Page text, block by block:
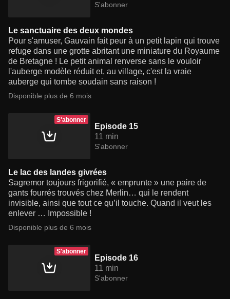
S'abonner
Le sanctuaire des deux mondes
Pour s'amuser, Gauvain fait peur à un petit lapin qui trouve
refuge dans une grotte abritant une miniature du Royaume
de Bretagne ! Le petit animal renverse sans le vouloir
l'auberge modèle réduit et, au village, c'est la vraie
auberge qui tombe soudain sans raison !
Disponible plus de 6 mois
S'abonner
Episode 15
11 min
S'abonner
Le lac des landes givrées
Sagremor toujours frigorifié, « emprunte » une paire de
gants fourrés trouvés chez Merlin… qui le rendent
invisible, ainsi que tout ce qu’il touche. Quand il veut les
enlever … Impossible !
Disponible plus de 6 mois
S'abonner
Episode 16
11 min
S'abonner